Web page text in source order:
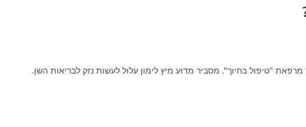
"טיפול בחיוך", מסביר מדוע מיץ לימון עלול לעשות נזק לבריאות השן.